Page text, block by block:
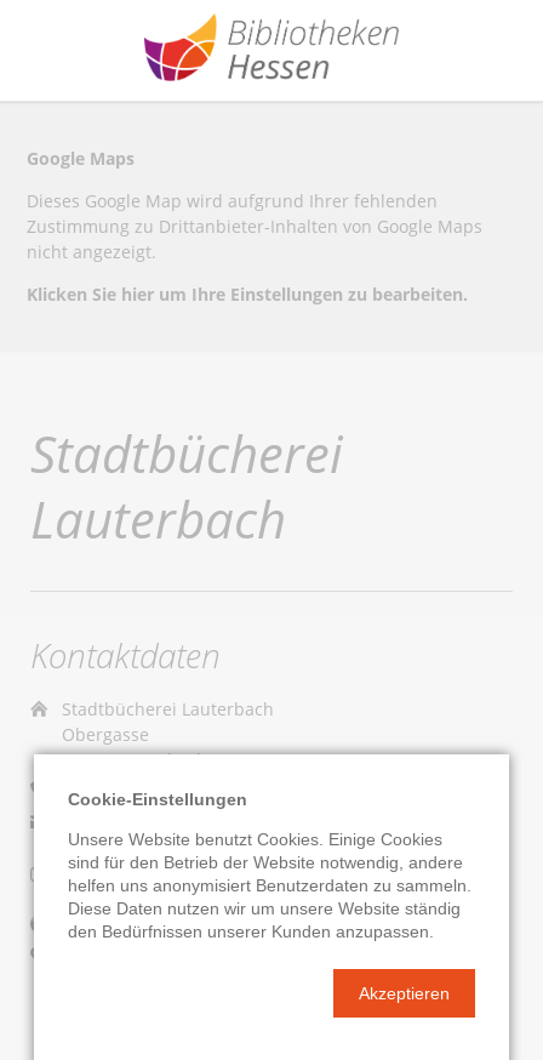
Google Maps
Dieses Google Map wird aufgrund Ihrer fehlenden
Zustimmung zu Drittanbieter-Inhalten von Google Maps
nicht angezeigt.
Klicken Sie hier um Ihre Einstellungen zu bearbeiten.
Stadtbücherei
Lauterbach
Kontaktdaten
Stadtbücherei Lauterbach
Obergasse
36341 Lauterbach
06641/184-162
Instagram Podcast
Website
Cookie-Einstellungen
Unsere Website benutzt Cookies. Einige Cookies
sind für den Betrieb der Website notwendig, andere
helfen uns anonymisiert Benutzerdaten zu sammeln.
Diese Daten nutzen wir um unsere Website ständig
den Bedürfnissen unserer Kunden anzupassen.
Akzeptieren